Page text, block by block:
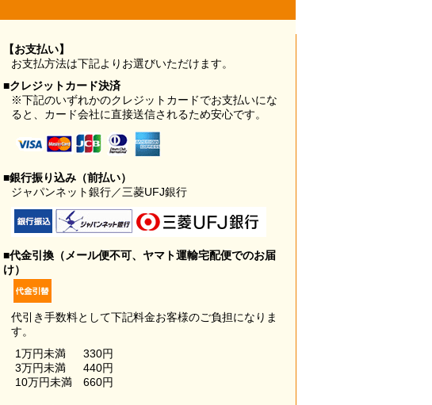
【お支払い】
お支払方法は下記よりお選びいただけます。
■クレジットカード決済
※下記のいずれかのクレジットカードでお支払いにな
ると、カード会社に直接送信されるため安心です。
■銀行振り込み（前払い）
ジャパンネット銀行／三菱UFJ銀行
■代金引換（メール便不可、ヤマト運輸宅配便でのお届
け）
代引き手数料として下記料金お客様のご負担になりま
す。
1万円未満
330円
3万円未満
440円
10万円未満
660円